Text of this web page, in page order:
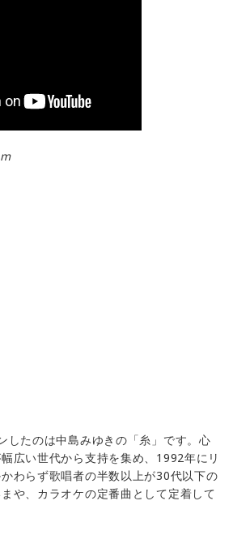
したのは中島みゆきの「糸」です。心
広い世代から支持を集め、1992年にリ
わらず歌唱者の半数以上が30代以下の
や、カラオケの定番曲として定着して